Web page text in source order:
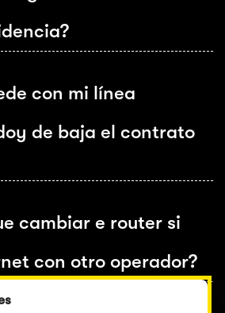
con mi línea
de baja el contrato
cambiar e router si
con otro operador?